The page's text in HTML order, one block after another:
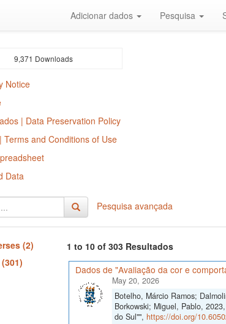
Adicionar dados Pesquisa
9,371 Downloads
Notice
| Data Preservation Policy
and Conditions of Use
Data
Pesquisa avançada
(2)
1 to 10 of 303 Resultados
Dados de "Avaliação da cor e
May 20, 2026
Botelho, Márcio Ramos;
Borkowski; Miguel, Pablo,
do Sul"", https://doi.org/